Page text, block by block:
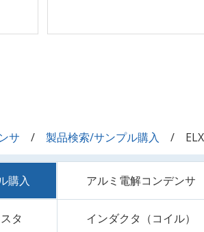
サ 製品検索/サンプル購入
購入 アルミ電解コンデンサ
タ インダクタ（コイル）